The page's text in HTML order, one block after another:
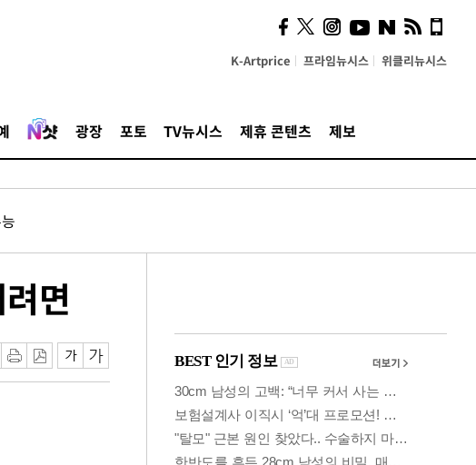
K-Artprice 프라임뉴시스 위클리뉴시스
광장 포토 TV뉴시스 제휴 콘텐츠 제보
면
사이 해답 찾았죠"…알을
깨고 나온 '초자아'